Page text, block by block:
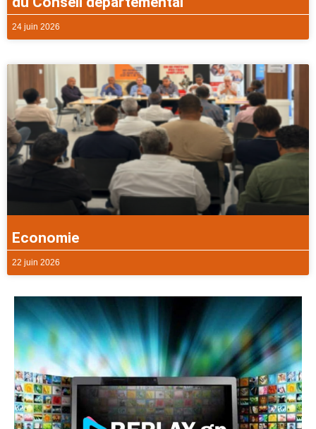
24 juin 2026
Economie
22 juin 2026